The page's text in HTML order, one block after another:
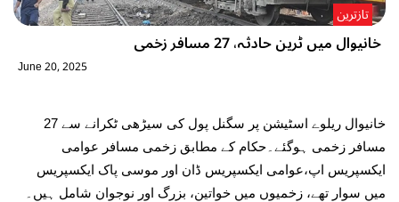
خانیوال میں ٹرین حادثہ، 27 مسافر زخمی
تازترین
June 20, 2025
خانیوال ریلوے اسٹیشن پر سگنل پول کی سیڑھی ٹکرانے سے 27
مسافر زخمی ہوگئے۔حکام کے مطابق زخمی مسافر عوامی
ایکسپریس اپ،عوامی ایکسپریس ڈان اور موسی پاک ایکسپریس
میں سوار تھے، زخمیوں میں خواتین، بزرگ اور نوجوان شامل ہیں۔